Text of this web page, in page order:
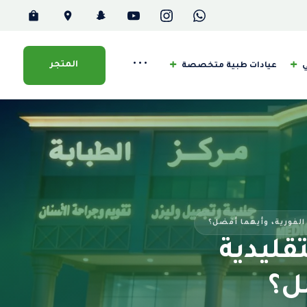
عيادات طبية متخصصة ••• المتجر
الفورية، وأيهما أفضل؟